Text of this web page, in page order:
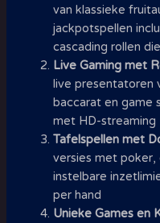
van klassieke
jackpotspellen
cascading rollen
Live Gaming met
live presentatoren
baccarat en game
met HD-streaming
Tafelspellen met
versies met
instelbare
per hand
Unieke Games en